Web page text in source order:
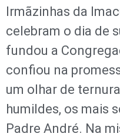
Irmãzinhas da
celebram o dia de
fundou a
confiou na
um olhar de
humildes, os mais
Padre André. Na